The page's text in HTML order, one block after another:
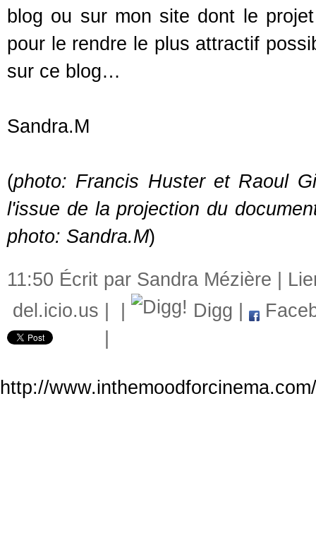
blog ou sur mon site dont le
pour le rendre le plus attractif
sur ce blog…
Sandra.M
(photo: Francis Huster et Raoul
l'issue de la projection du
photo: Sandra.M)
11:50 Écrit par Sandra Mézière |
del.icio.us
Digg
http://